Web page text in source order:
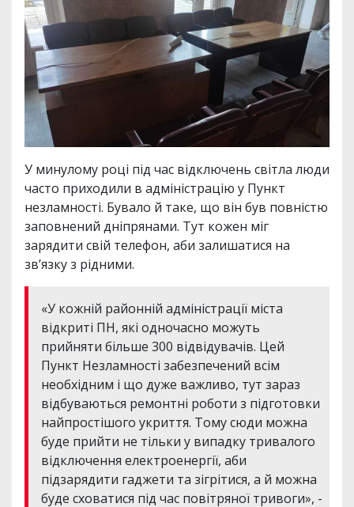
У минулому році під час відключень світла люди
часто приходили в адміністрацію у Пункт
незламності. Бувало й таке, що він був повністю
заповнений дніпрянами. Тут кожен міг
зарядити свій телефон, аби залишатися на
зв’язку з рідними.
«У кожній районній адміністрації міста
відкриті ПН, які одночасно можуть
прийняти більше 300 відвідувачів. Цей
Пункт Незламності забезпечений всім
необхідним і що дуже важливо, тут зараз
відбуваються ремонтні роботи з підготовки
найпростішого укриття. Тому сюди можна
буде прийти не тільки у випадку тривалого
відключення електроенергії, аби
підзарядити гаджети та зігрітися, а й можна
буде сховатися під час повітряної тривоги», -